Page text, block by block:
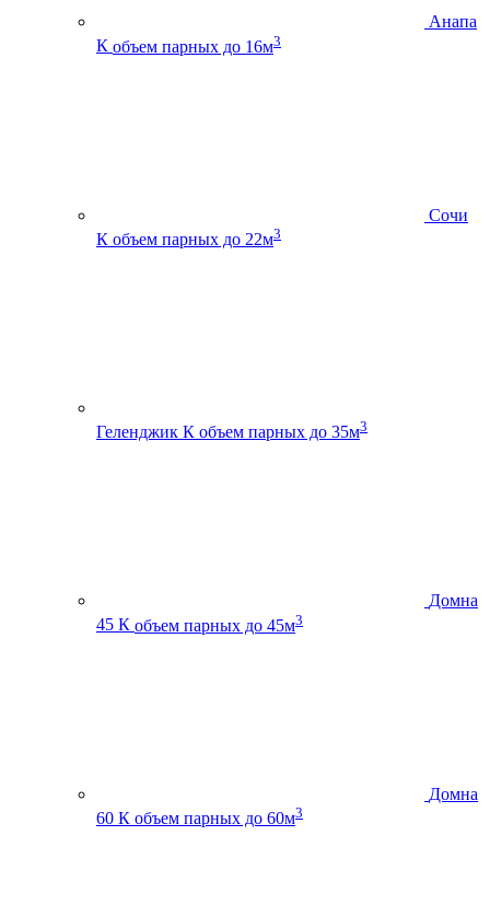
Анапа
К объем парных до 16м3
Сочи
К объем парных до 22м3
Геленджик К объем парных до 35м3
Домна
45 К объем парных до 45м3
Домна
60 К объем парных до 60м3